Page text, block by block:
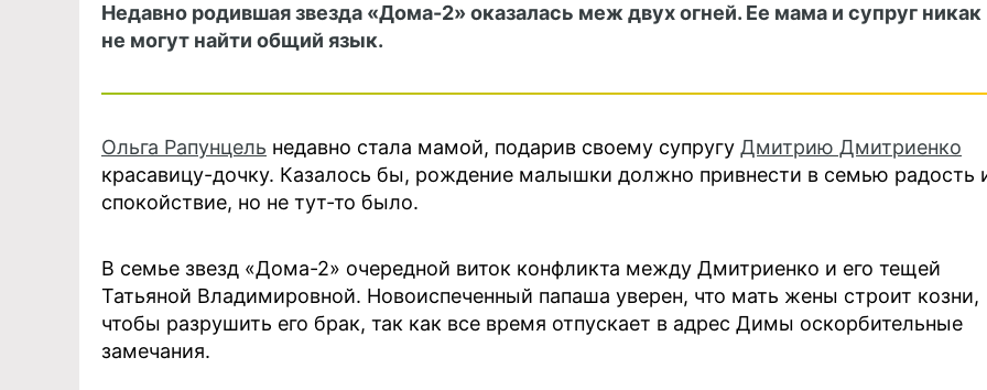
Недавно родившая звезда «Дома-2» оказалась меж двух огней. Ее мама и супруг никак
не могут найти общий язык.
Ольга Рапунцель недавно стала мамой, подарив своему супругу Дмитрию Дмитриенко
красавицу-дочку. Казалось бы, рождение малышки должно привнести в семью радость
спокойствие, но не тут-то было.
В семье звезд «Дома-2» очередной виток конфликта между Дмитриенко и его тещей
Татьяной Владимировной. Новоиспеченный папаша уверен, что мать жены строит козни,
чтобы разрушить его брак, так как все время отпускает в адрес Димы оскорбительные
замечания.